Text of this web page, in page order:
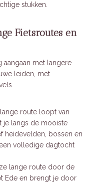
stukken.
Fietsroutes en
aangaan met langere
leiden, met
route loopt van
je langs de mooiste
heidevelden, bossen en
volledige dagtocht
lange route door de
Ede en brengt je door